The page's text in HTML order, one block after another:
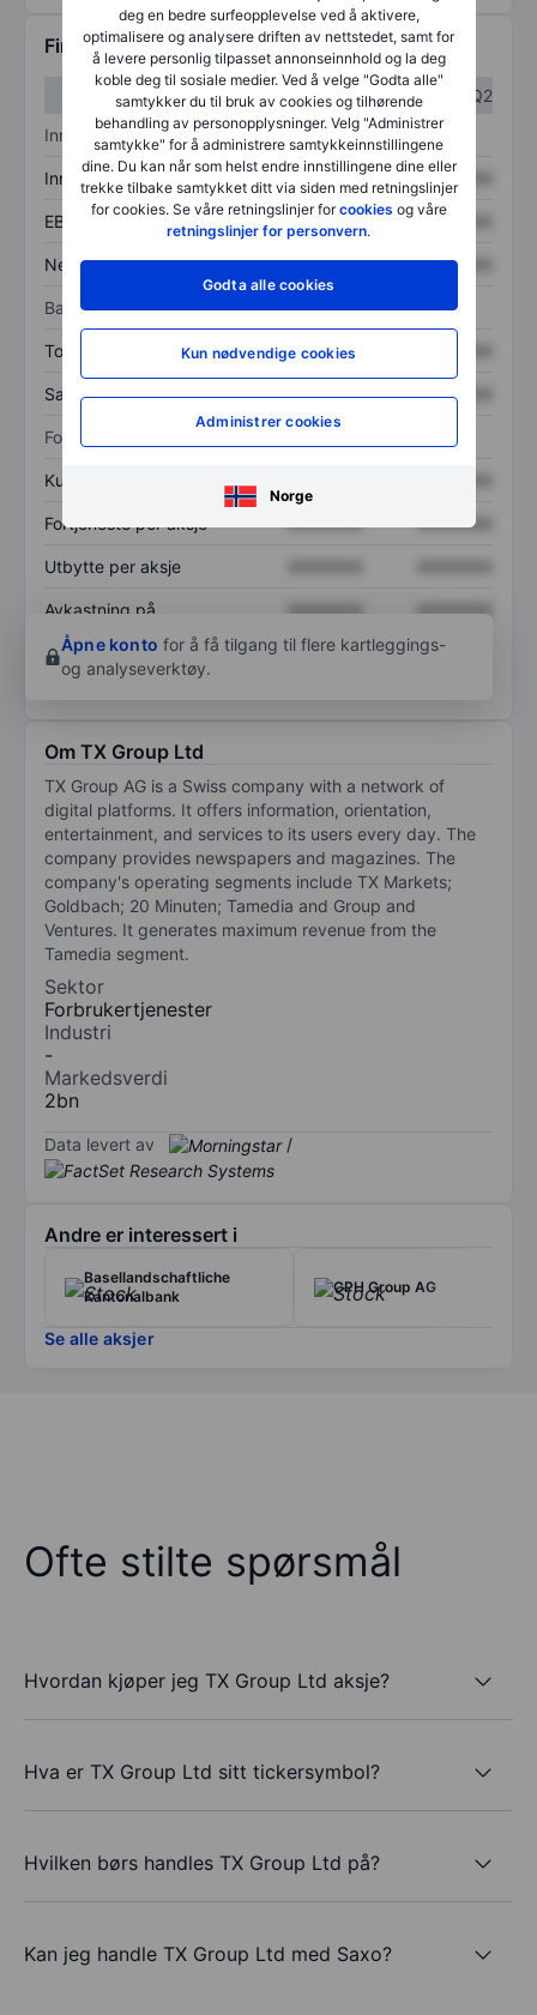
deg en bedre surfeopplevelse ved å aktivere,
optimalisere og analysere driften av nettstedet, samt for
å levere personlig tilpasset annonseinnhold og la deg
koble deg til sosiale medier. Ved å velge "Godta alle"
samtykker du til bruk av cookies og tilhørende
behandling av personopplysninger. Velg "Administrer
samtykke" for å administrere samtykkeinnstillingene
dine. Du kan når som helst endre innstillingene dine eller
trekke tilbake samtykket ditt via siden med retningslinjer
for cookies. Se våre retningslinjer forcookies og våre
retningslinjer for personvern.
Godta alle cookies
Kun nødvendige cookies
Administrer cookies
Norge
Finansiell informasjon
Q1
Q2
Inntektsoversikt
Inntekter XXXXXXX XXXXXXX
EBITDA XXXXXXX XXXXXXX
Nettoinntekt XXXXXXX XXXXXXX
Balanse
Totale eiendeler XXXXXXX
Samlet gjeld XXXXXXX XXXXXXX
Forholdstall
Kurs/salg
Fortjeneste per aksje XXXXXXX XXXXXXX
Utbytte per aksje
Avkastning på
egenkapital
XXXXXXX
XXXXXXX
Åpne konto for å få tilgang til flere kartleggings-
og analyseverktøy.
Om TX Group Ltd
TX Group AG is a Swiss company with a network of
digital platforms. It offers information, orientation,
entertainment, and services to its users every day. The
company provides newspapers and magazines. The
company's operating segments include TX Markets;
Goldbach; 20 Minuten; Tamedia and Group and
Ventures. It generates maximum revenue from the
Tamedia segment.
Sektor
Forbrukertjenester
Industri
-
Markedsverdi
2bn
Data levert av /
Andre er interessert i
Basellandschaftliche
Kantonalbank
CPH Group AG
Se alle aksjer
Ofte stilte spørsmål
Hvordan kjøper jeg TX Group Ltd aksje?
Hva er TX Group Ltd sitt tickersymbol?
Hvilken børs handles TX Group Ltd på?
Kan jeg handle TX Group Ltd med Saxo?